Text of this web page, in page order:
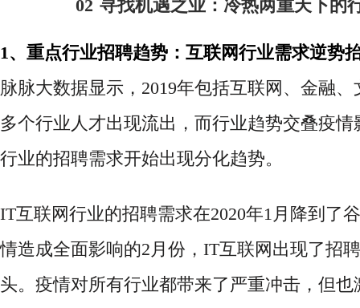
02 寻找机遇之业：冷热两重天下的
1、重点行业招聘趋势：互联网行业需求逆势
脉脉大数据显示， 2019年包括互联网、金融
多个行业人才出现流出，而行业趋势交叠疫
行业的招聘需求开始出现分化趋势。
IT互联网行业的招聘需求在2020年1月降到了
情造成全面影响的2月份，IT互联网出现了招
头。疫情对所有行业都带来了严重冲击，但